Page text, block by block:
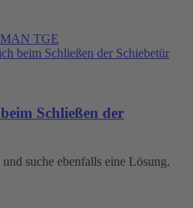
TGE
beim Schließen der Schiebetür
Schließen der
suche ebenfalls eine Lösung.